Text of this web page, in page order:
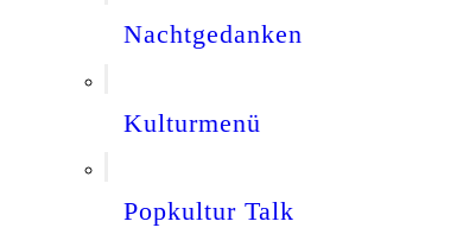
Nachtgedanken
Kulturmenü
Popkultur Talk